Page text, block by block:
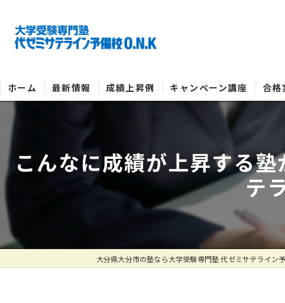
ホーム 最新情報 成績上昇例 キャンペーン講座 合格
こんなに成績が上昇する
テ
大分県大分市の塾なら大学受験専門塾 代ゼミサテライン